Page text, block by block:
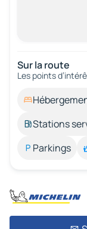
Sur la route
Les points
Stations
Parkings